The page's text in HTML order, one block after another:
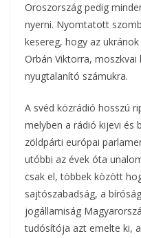
Oroszország pedig
nyerni. Nyomtatott
kesereg, hogy az
Orbán Viktorra,
nyugtalanító számukra.
A svéd közrádió hosszú
melyben a rádió kijevi és
zöldpárti európai
utóbbi az évek óta
csak el, többek között
sajtószabadság, a
jogállamiság
tudósítója azt emelte ki,